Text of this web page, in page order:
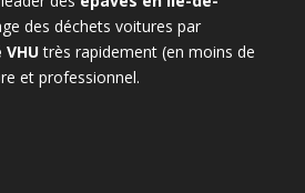
des déchets voitures par
très rapidement (en moins de
et professionnel.